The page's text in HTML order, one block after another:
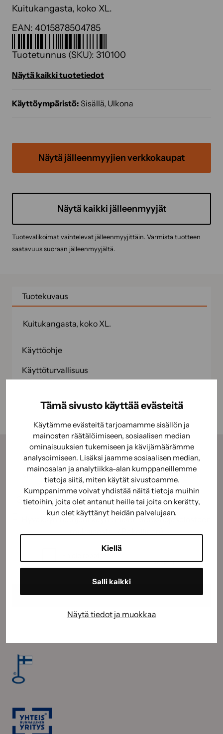
Tämä sivusto käyttää evästeitä
Käytämme evästeitä tarjoamamme sisällön ja
mainosten räätälöimiseen, sosiaalisen median
ominaisuuksien tukemiseen ja kävijämäärämme
analysoimiseen. Lisäksi jaamme sosiaalisen median,
mainosalan ja analytiikka-alan kumppaneillemme
tietoja siitä, miten käytät sivustoamme.
Kumppanimme voivat yhdistää näitä tietoja muihin
tietoihin, joita olet antanut heille tai joita on kerätty,
kun olet käyttänyt heidän palvelujaan.
Kiellä
Salli kaikki
Näytä tiedot ja muokkaa
Kuitukangasta, koko XL.
EAN: 4015878504785
Tuotetunnus (SKU): 310100
Näytä kaikki tuotetiedot
Käyttöympäristö: Sisällä, Ulkona
Näytä jälleenmyyjien verkkokaupat
Näytä kaikki jälleenmyyjät
Tuotevalikoimat vaihtelevat jälleenmyyjittäin. Varmista tuotteen
saatavuus suoraan jälleenmyyjältä.
Tuotekuvaus
Kuitukangasta, koko XL.
Käyttöohje
Käyttöturvallisuus
Tilaamalla uutiskirjeemme saat kauden parhaat
vinkit, ohjeet ja tarjoukset suoraan sähköpostiisi.
Sähköposti
(Pakollinen)
Suostumus (Pakollinen)
Hyväksyn tietojeni käyttämisen tietosuojaselosteen